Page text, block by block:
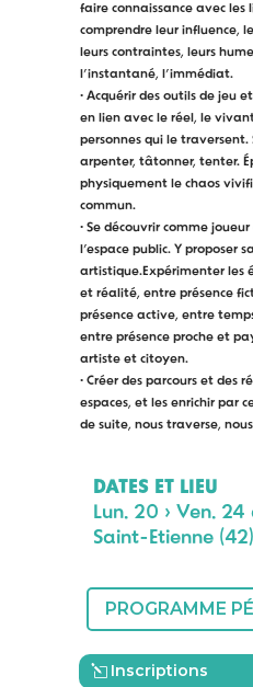
faire connaissance avec les
comprendre leur influence,
leurs contraintes, eurs
l’instantané, l’immédiat.
• Acquérir des outils de jeu
en lien avec le réel, le
personnesqui le traversent.
arpenter, tâtonner, tenter.
physiquement le chaos
commun.
• Se découvrir comme
l’espace public. Y proposer
artistique.Expérimenter les
et réalité, entre présence
présence active, entre
entre présence proche et
artiste et citoyen.
• Créer des parcours et des
espaces, et les enrichir par
de suite, nous traverse,
DATES ET LIEU
Lun. 20 > Ven.
Saint-Etienne (42)
PROGRAMME
Inscriptions